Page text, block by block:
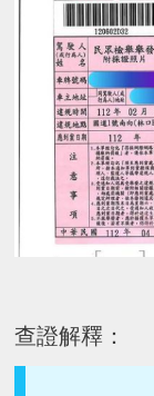
查證解釋：